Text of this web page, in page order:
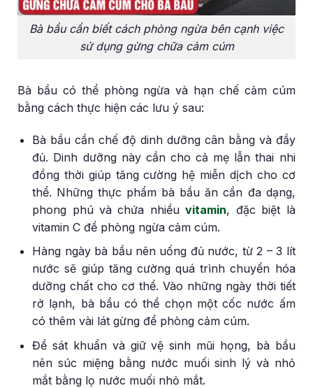
Bà bầu cần biết cách phòng ngừa bên cạnh việc
sử dụng gừng chữa cảm cúm
Bà bầu có thể phòng ngừa và hạn chế cảm cúm
bằng cách thực hiện các lưu ý sau:
Bà bầu cần chế độ dinh dưỡng cân bằng và đầy
đủ. Dinh dưỡng này cần cho cả mẹ lẫn thai nhi
đồng thời giúp tăng cường hệ miễn dịch cho cơ
thể. Những thực phẩm bà bầu ăn cần đa dạng,
phong phú và chứa nhiềuvitamin, đặc biệt là
vitamin C để phòng ngừa cảm cúm.
Hàng ngày bà bầu nên uống đủ nước, từ 2 – 3 lít
nước sẽ giúp tăng cường quá trình chuyển hóa
dưỡng chất cho cơ thể. Vào những ngày thời tiết
rở lạnh, bà bầu có thể chọn một cốc nước ấm
có thêm vài lát gừng để phòng cảm cúm.
Để sát khuẩn và giữ vệ sinh mũi họng, bà bầu
nên súc miệng bằng nước muối sinh lý và nhỏ
mắt bằng lọ nước muối nhỏ mắt.